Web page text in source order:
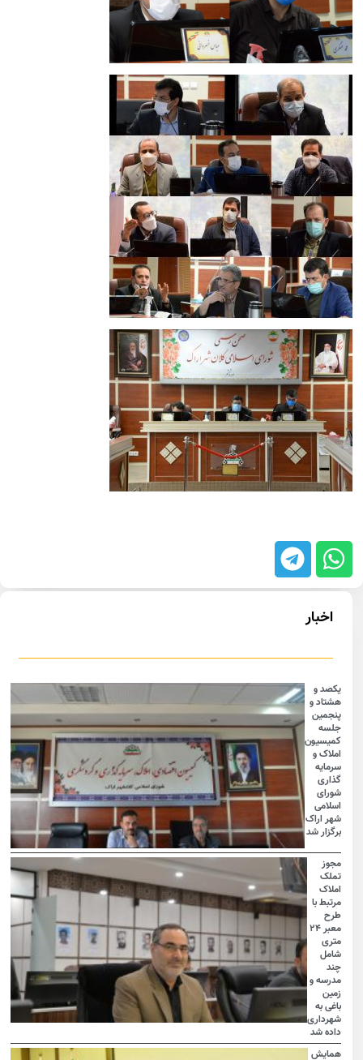
اخبار
یکصد و
هشتاد و
پنجمین
جلسه
کمیسیون
املاک و
سرمایه
گذاری
شورای
اسلامی
شهر اراک
برگزار شد
مجوز
تملک
املاک
مرتبط با
طرح
معبر ۲۴
متری
شامل
چند
مدرسه و
زمین
باغی به
شهرداری
داده شد
همایش